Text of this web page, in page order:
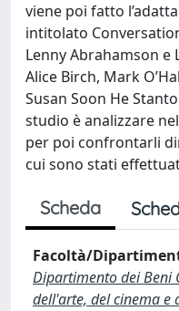
viene poi fatto
intitolato
Lenny Abrahamson e
Alice Birch, Mark
Susan Soon He
studio è analizzare
per poi confrontarli
cui sono stati
Scheda
Facoltà/
Dipartimento dei Beni
dell'arte, del cinema e